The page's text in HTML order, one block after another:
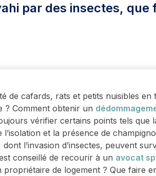
par des insectes, que
de cafards, rats et petits nuisibles en
? Comment obtenir un
vérifier certains points tels que
et la présence de
l’invasion d’insectes, peuvent
conseillé de recourir à un avocat
propriétaire de logement ? Que faire